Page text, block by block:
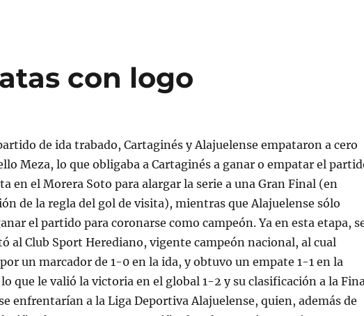
con logo
de ida trabado, Cartaginés y Alajuelense empataron a cero
Meza, lo que obligaba a Cartaginés a ganar o empatar el
en el Morera Soto para alargar la serie a una Gran Final (en
de la regla del gol de visita), mientras que Alajuelense sólo
el partido para coronarse como campeón. Ya en esta etapa,
al Club Sport Herediano, vigente campeón nacional, al cual
un marcador de 1-0 en la ida, y obtuvo un empate 1-1 en la
que le valió la victoria en el global 1-2 y su clasificación a la
enfrentarían a la Liga Deportiva Alajuelense, quien, además de